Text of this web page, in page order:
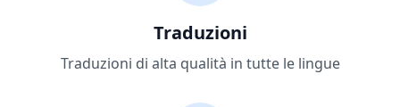
Traduzioni
Traduzioni di alta qualità in tutte le lingue